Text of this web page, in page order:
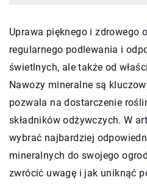
Uprawa pięknego i zdrowego
regularnego podlewania i
świetlnych, ale także od
Nawozy mineralne są
pozwala na dostarczenie
składników odżywczych. W
wybrać najbardziej
mineralnych do swojego
zwrócić uwagę i jak uniknąć